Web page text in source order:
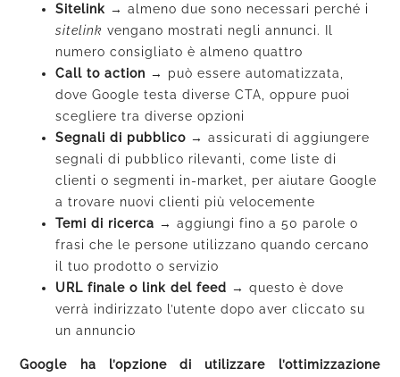
Sitelink → almeno due sono necessari perché i
sitelink vengano mostrati negli annunci. Il
numero consigliato è almeno quattro
Call to action →
può essere automatizzata,
dove Google testa diverse CTA, oppure puoi
scegliere tra diverse opzioni
Segnali di pubblico → assicurati di aggiungere
segnali di pubblico rilevanti, come liste di
clienti o segmenti in-market, per aiutare Google
a trovare nuovi clienti più velocemente
Temi di ricerca → aggiungi fino a 50 parole o
frasi che le persone utilizzano quando cercano
il tuo prodotto o servizio
URL finale o link del feed → questo è dove
verrà indirizzato l’utente dopo aver cliccato su
un annuncio
Google ha l’opzione di utilizzare l’ottimizzazione